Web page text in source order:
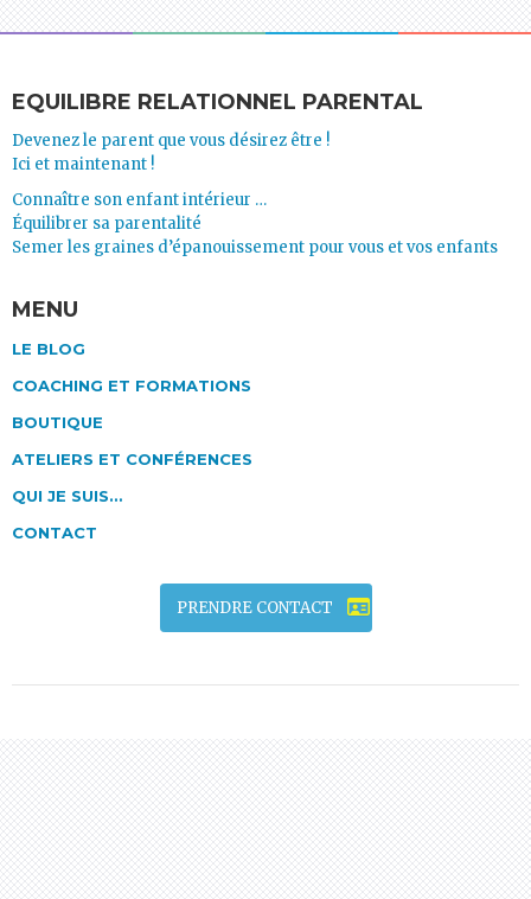
EQUILIBRE RELATIONNEL PARENTAL
Devenez le parent que vous désirez être !
Ici et maintenant !
Connaître son enfant intérieur …
Équilibrer sa parentalité
Semer les graines d’épanouissement pour vous et vos enfants
MENU
LE BLOG
COACHING ET FORMATIONS
BOUTIQUE
ATELIERS ET CONFÉRENCES
QUI JE SUIS…
CONTACT
PRENDRE CONTACT